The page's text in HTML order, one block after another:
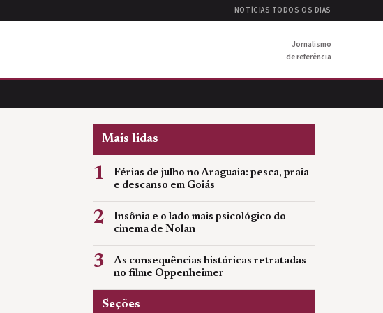
NOTÍCIAS TODOS OS DIAS
Jornalismo
de referência
Mais lidas
1
Férias de julho no Araguaia: pesca, praia
e descanso em Goiás
2
Insônia e o lado mais psicológico do
cinema de Nolan
3
As consequências históricas retratadas
no filme Oppenheimer
Seções